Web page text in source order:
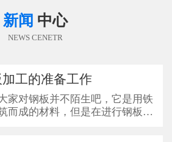
新闻 中心
NEWS CENETR
工的准备工作
家对钢板并不陌生吧，它是用铁
而成的材料，但是在进行钢板加